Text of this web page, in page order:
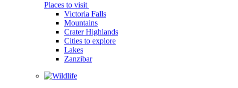
Places to visit
Victoria Falls
Mountains
Crater Highlands
Cities to explore
Lakes
Zanzibar